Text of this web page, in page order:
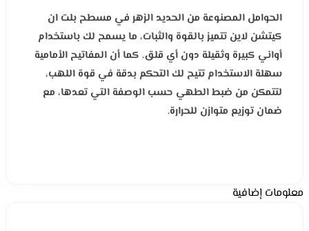
الحوامل المصنوعة من الحديد الزهر في مسطح بلت ان
كيتشن لاين تتميز بالقوة والثبات، ما يسمح لك باستخدام
أواني كبيرة وثقيلة دون أي قلق. كما أن المفاتيح الأمامية
سهلة الاستخدام تتيح لك التحكم بدقة في قوة اللهب،
لتتمكن من ضبط الطهي حسب الوصفة التي تعدها، مع
ضمان توزيع متوازن للحرارة.
معلومات إضافية